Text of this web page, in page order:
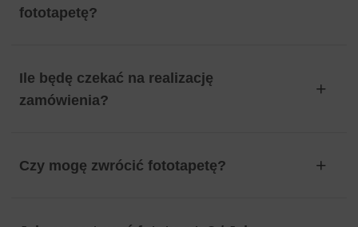
fototapetę?
Ile będę czekać na realizację
zamówienia?
Czy mogę zwrócić fototapetę?